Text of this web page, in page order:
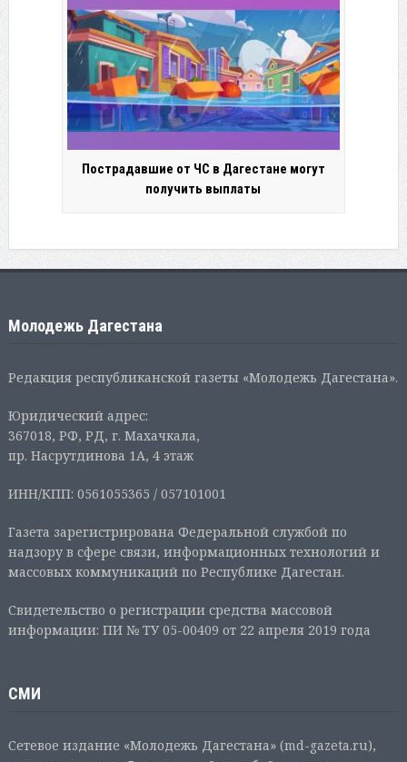
Пострадавшие от ЧС в Дагестане могут
получить выплаты
Молодежь Дагестана
Редакция республиканской газеты «Молодежь Дагестана».
Юридический адрес:
367018, РФ, РД, г. Махачкала,
пр. Насрутдинова 1А, 4 этаж
ИНН/КПП: 0561055365 / 057101001
Газета зарегистрирована Федеральной службой по
надзору в сфере связи, информационных технологий и
массовых коммуникаций по Республике Дагестан.
Свидетельство о регистрации средства массовой
информации: ПИ № ТУ 05-00409 от 22 апреля 2019 года
СМИ
Сетевое издание «Молодежь Дагестана» (md-gazeta.ru),